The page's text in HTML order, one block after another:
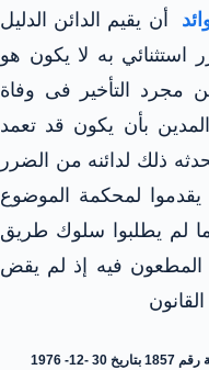
أن يقيم الدائن الدليل
به لا يكون هو
مجرد التأخير فى وفاة
المدين بأن يكون قد تعمد
ذلك لدائنه من الضرر
يقدموا لمحكمة الموضوع
لم يطلبوا سلوك طريق
المطعون فيه إذ لم يقض